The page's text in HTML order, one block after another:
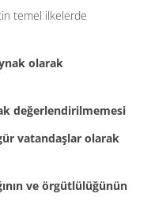
temel ilkelerde
olarak
değerlendirilmemesi
vatandaşlar olarak
ve örgütlülüğünün